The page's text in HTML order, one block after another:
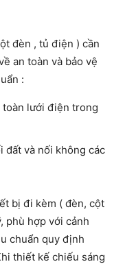
đèn , tủ điện ) cần
an toàn và bảo vệ
:
toàn lưới điện trong
đất và nối không các
bị đi kèm ( đèn, cột
phù hợp với cảnh
chuẩn quy định
thiết kế chiếu sáng